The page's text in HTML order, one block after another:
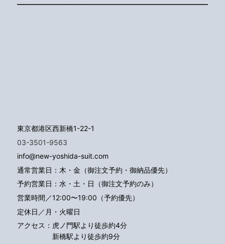
東京都港区西新橋1-22-1
03-3501-9563
info@new-yoshida-suit.com
通常営業日：木・金（御注文予約・御納品優先）
予約営業日：水・土・日（御注文予約のみ）
営業時間／12:00〜19:00（予約優先）
定休日／月・火曜日
アクセス： 虎ノ門駅より徒歩約4分
新橋駅より徒歩約9分